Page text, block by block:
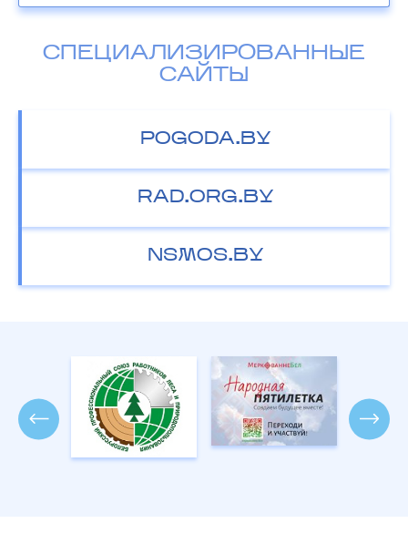
СПЕЦИАЛИЗИРОВАННЫЕ
САЙТЫ
POGODA.BY
RAD.ORG.BY
NSMOS.BY